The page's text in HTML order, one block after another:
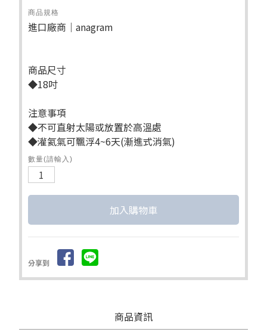
商品規格
進口廠商｜anagram
商品尺寸
◆18吋
注意事項
◆不可直射太陽或放置於高溫處
◆灌氦氣可飄浮4~6天(漸進式消氣)
數量(請輸入)
分享到
商品資訊